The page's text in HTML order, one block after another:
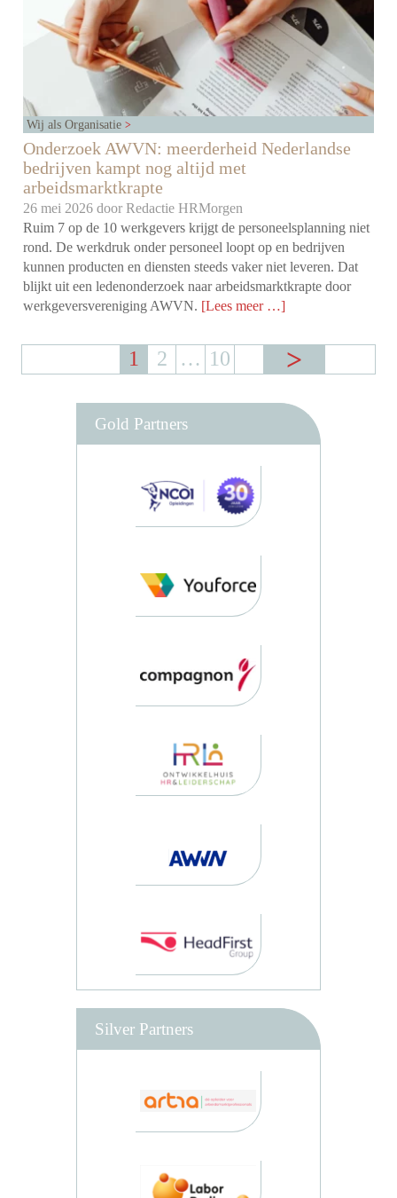
Wij als Organisatie
Onderzoek AWVN: meerderheid Nederlandse
bedrijven kampt nog altijd met
arbeidsmarktkrapte
26 mei 2026 doorRedactie HRMorgen
Ruim 7 op de 10 werkgevers krijgt de personeelsplanning niet
rond. De werkdruk onder personeel loopt op en bedrijven
kunnen producten en diensten steeds vaker niet leveren. Dat
blijkt uit een ledenonderzoek naar arbeidsmarktkrapte door
werkgeversvereniging AWVN. [Lees meer …]
1 2 … 10
Gold Partners
Silver Partners